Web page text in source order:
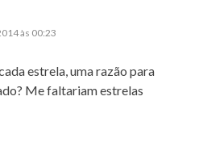
às 00:23
estrela, uma razão para
Me faltariam estrelas